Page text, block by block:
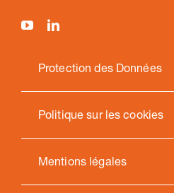
Protection des Données
Politique sur les cookies
Mentions légales